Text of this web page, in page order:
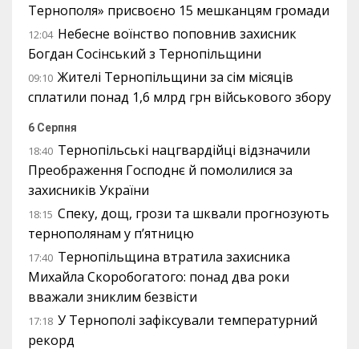
Тернополя» присвоєно 15 мешканцям громади
12:04 Небесне воїнство поповнив захисник
Богдан Сосінський з Тернопільщини
09:10 Жителі Тернопільщини за сім місяців
сплатили понад 1,6 млрд грн військового збору
6 Серпня
18:40 Тернопільські нацгвардійці відзначили
Преображення Господнє й помолилися за
захисників України
18:15 Спеку, дощ, грози та шквали прогнозують
тернополянам у п’ятницю
17:40 Тернопільщина втратила захисника
Михайла Скоробогатого: понад два роки
вважали зниклим безвісти
17:18 У Тернополі зафіксували температурний
рекорд